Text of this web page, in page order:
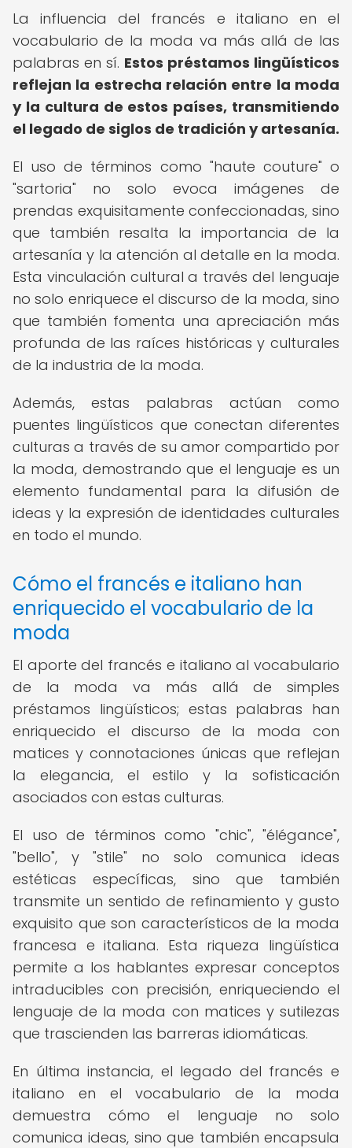
La influencia del francés e italiano en el
vocabulario de la moda va más allá de las
palabras en sí. Estos préstamos lingüísticos
reflejan la estrecha relación entre la moda
y la cultura de estos países, transmitiendo
el legado de siglos de tradición y artesanía.
El uso de términos como "haute couture" o
"sartoria" no solo evoca imágenes de
prendas exquisitamente confeccionadas, sino
que también resalta la importancia de la
artesanía y la atención al detalle en la moda.
Esta vinculación cultural a través del lenguaje
no solo enriquece el discurso de la moda, sino
que también fomenta una apreciación más
profunda de las raíces históricas y culturales
de la industria de la moda.
Además, estas palabras actúan como
puentes lingüísticos que conectan diferentes
culturas a través de su amor compartido por
la moda, demostrando que el lenguaje es un
elemento fundamental para la difusión de
ideas y la expresión de identidades culturales
en todo el mundo.
Cómo el francés e italiano han
enriquecido el vocabulario de la
moda
El aporte del francés e italiano al vocabulario
de la moda va más allá de simples
préstamos lingüísticos; estas palabras han
enriquecido el discurso de la moda con
matices y connotaciones únicas que reflejan
la elegancia, el estilo y la sofisticación
asociados con estas culturas.
El uso de términos como "chic", "élégance",
"bello", y "stile" no solo comunica ideas
estéticas específicas, sino que también
transmite un sentido de refinamiento y gusto
exquisito que son característicos de la moda
francesa e italiana. Esta riqueza lingüística
permite a los hablantes expresar conceptos
intraducibles con precisión, enriqueciendo el
lenguaje de la moda con matices y sutilezas
que trascienden las barreras idiomáticas.
En última instancia, el legado del francés e
italiano en el vocabulario de la moda
demuestra cómo el lenguaje no solo
comunica ideas, sino que también encapsula